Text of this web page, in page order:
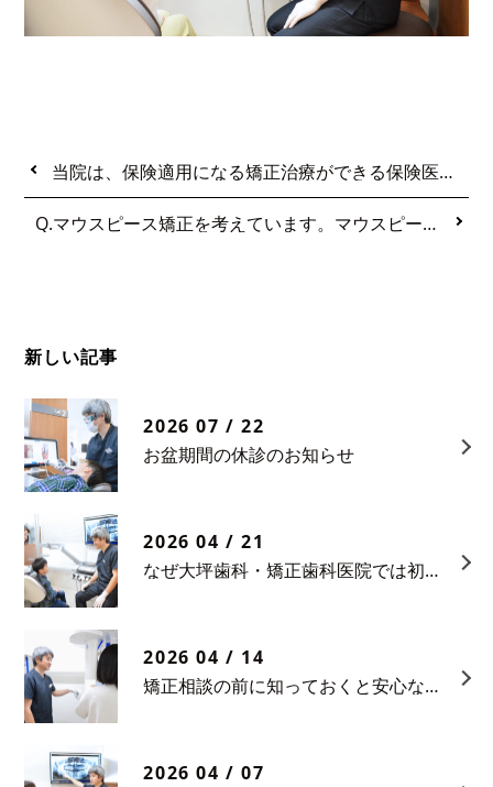
当院は、保険適用になる矯正治療ができる保険医療機関です。
Q.マウスピース矯正を考えています。マウスピースをはめるだけで本当に歯が動くのでしょうか。
新しい記事
2026 07 / 22
お盆期間の休診のお知らせ
2026 04 / 21
なぜ大坪歯科・矯正歯科医院では初診相談料をいただいているのか
2026 04 / 14
矯正相談の前に知っておくと安心なポイント
2026 04 / 07